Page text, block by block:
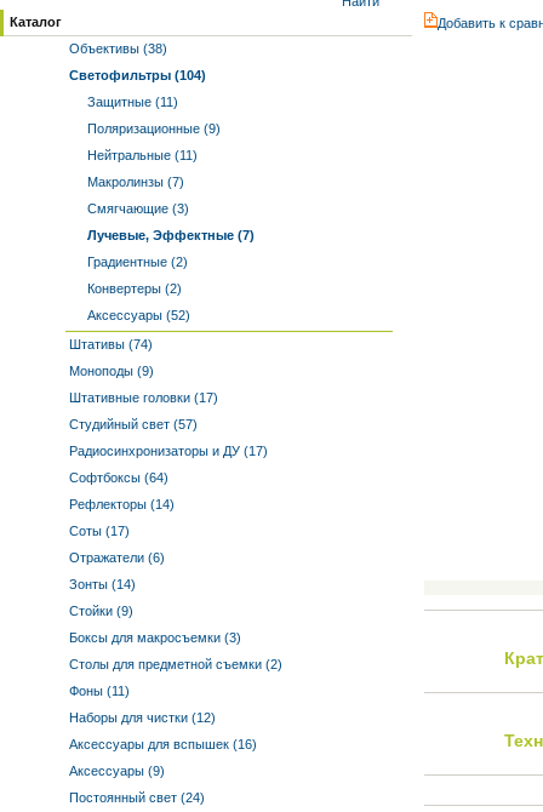
Каталог
Объективы (38)
Светофильтры (104)
Защитные (11)
Поляризационные (9)
Нейтральные (11)
Макролинзы (7)
Смягчающие (3)
Лучевые, Эффектные (7)
Градиентные (2)
Конвертеры (2)
Аксессуары (52)
Штативы (74)
Моноподы (9)
Штативные головки (17)
Студийный свет (57)
Радиосинхронизаторы и ДУ (17)
Софтбоксы (64)
Рефлекторы (14)
Соты (17)
Отражатели (6)
Зонты (14)
Стойки (9)
Боксы для макросъемки (3)
Столы для предметной съемки (2)
Фоны (11)
Наборы для чистки (12)
Аксессуары для вспышек (16)
Аксессуары (9)
Постоянный свет (24)
Добавить к